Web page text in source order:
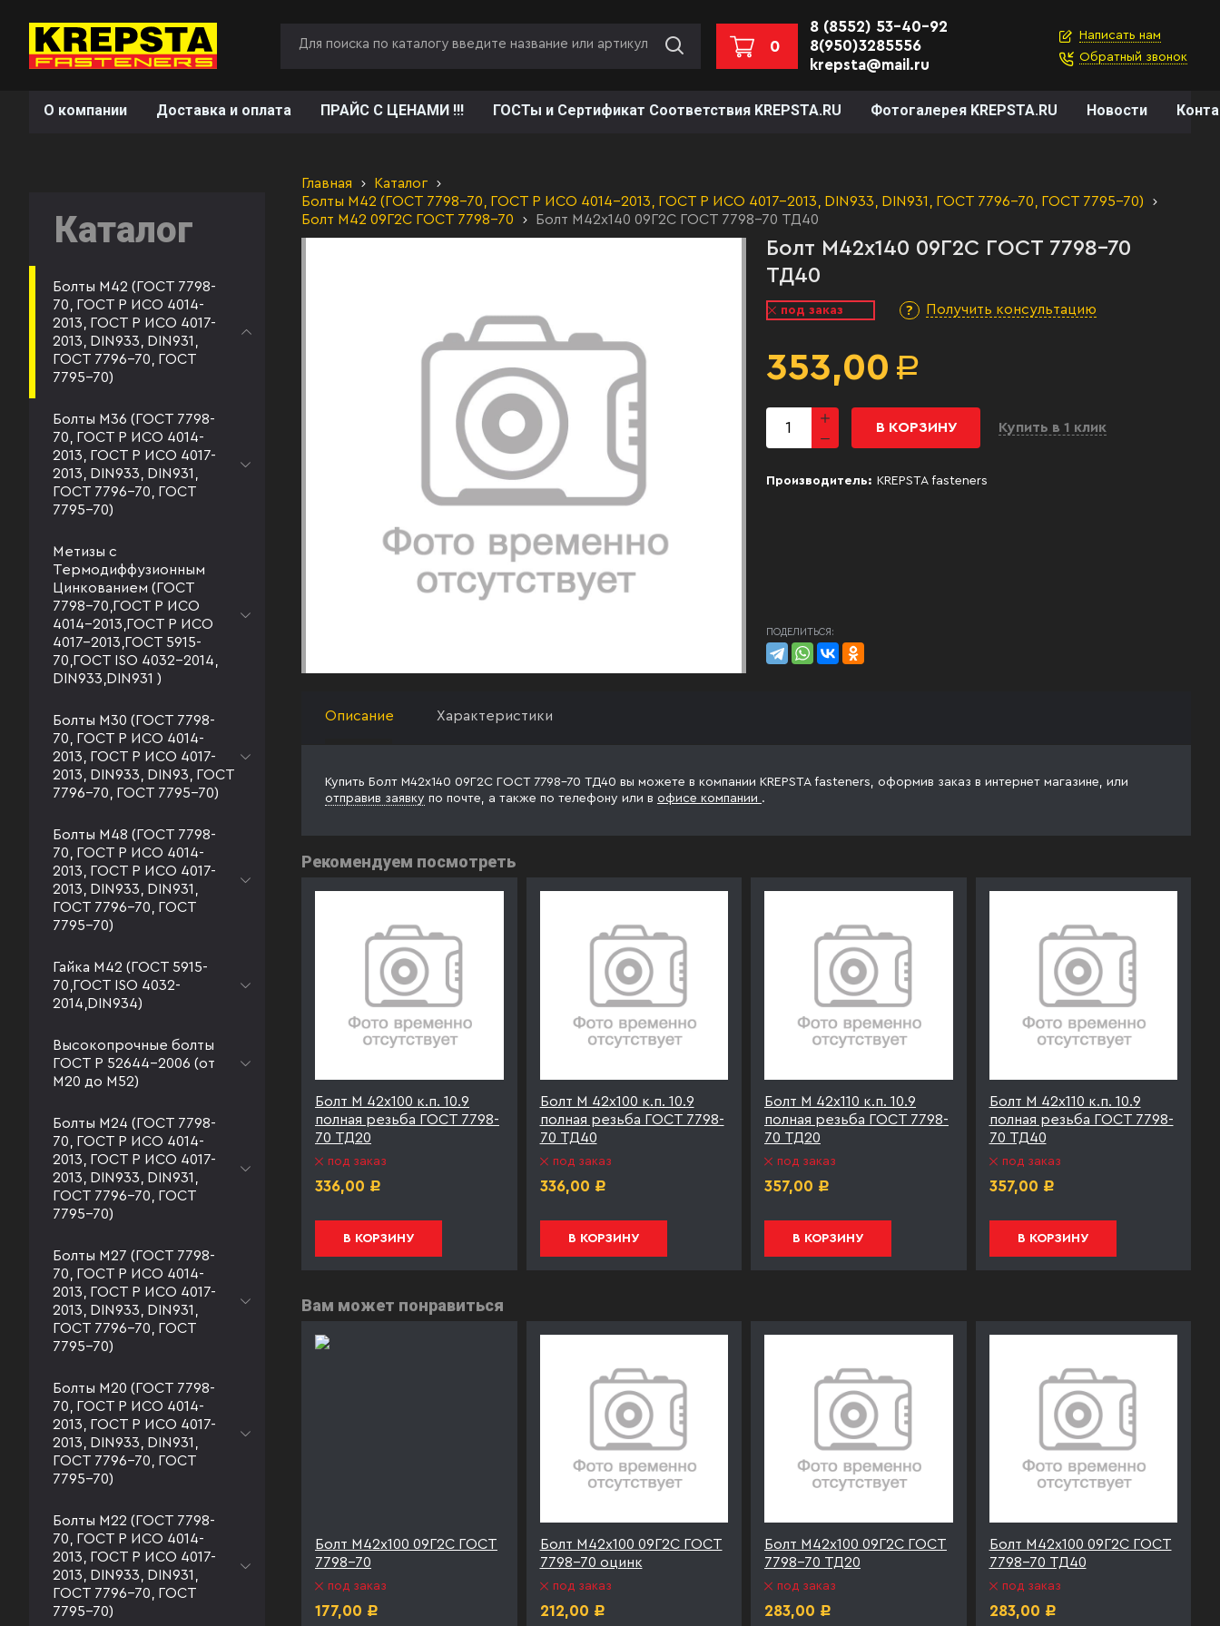
0
8 (8552) 53-40-92
8(950)3285556
krepsta@mail.ru
Написать нам
Обратный звонок
О компании Доставка и оплата ПРАЙС С ЦЕНАМИ !!! ГОСТы и Сертификат Соответствия KREPSTA.RU Фотогалерея KREPSTA.RU Новости
Каталог
Болты М42 (ГОСТ 7798-
70, ГОСТ Р ИСО 4014-
2013, ГОСТ Р ИСО 4017-
2013, DIN933, DIN931,
ГОСТ 7796-70, ГОСТ
7795-70)
Болты М36 (ГОСТ 7798-
70, ГОСТ Р ИСО 4014-
2013, ГОСТ Р ИСО 4017-
2013, DIN933, DIN931,
ГОСТ 7796-70, ГОСТ
7795-70)
Метизы с
Термодиффузионным
Цинкованием (ГОСТ
7798-70,ГОСТ Р ИСО
4014-2013,ГОСТ Р ИСО
4017-2013,ГОСТ 5915-
70,ГОСТ ISO 4032-2014,
DIN933,DIN931 )
Болты М30 (ГОСТ 7798-
70, ГОСТ Р ИСО 4014-
2013, ГОСТ Р ИСО 4017-
2013, DIN933, DIN93, ГОСТ
7796-70, ГОСТ 7795-70)
Болты М48 (ГОСТ 7798-
70, ГОСТ Р ИСО 4014-
2013, ГОСТ Р ИСО 4017-
2013, DIN933, DIN931,
ГОСТ 7796-70, ГОСТ
7795-70)
Гайка М42 (ГОСТ 5915-
70,ГОСТ ISO 4032-
2014,DIN934)
Высокопрочные болты
ГОСТ Р 52644-2006 (от
М20 до М52)
Болты М24 (ГОСТ 7798-
70, ГОСТ Р ИСО 4014-
2013, ГОСТ Р ИСО 4017-
2013, DIN933, DIN931,
ГОСТ 7796-70, ГОСТ
7795-70)
Болты М27 (ГОСТ 7798-
70, ГОСТ Р ИСО 4014-
2013, ГОСТ Р ИСО 4017-
2013, DIN933, DIN931,
ГОСТ 7796-70, ГОСТ
7795-70)
Болты М20 (ГОСТ 7798-
70, ГОСТ Р ИСО 4014-
2013, ГОСТ Р ИСО 4017-
2013, DIN933, DIN931,
ГОСТ 7796-70, ГОСТ
7795-70)
Болты М22 (ГОСТ 7798-
70, ГОСТ Р ИСО 4014-
2013, ГОСТ Р ИСО 4017-
2013, DIN933, DIN931,
ГОСТ 7796-70, ГОСТ
7795-70)
Главная
Каталог
Болты М42 (ГОСТ 7798-70, ГОСТ Р ИСО 4014-2013, ГОСТ Р ИСО 4017-2013, DIN933, DIN931, ГОСТ 7796-70, ГОСТ 7795-70)
Болт М42 09Г2С ГОСТ 7798-70
Болт М42х140 09Г2С ГОСТ 7798-70 ТД40
Болт М42х140 09Г2С ГОСТ 7798-70
ТД40
под заказ Получить консультацию
353,00 Р
В КОРЗИНУ Купить в 1 клик
Производитель: KREPSTA fasteners
ПОДЕЛИТЬСЯ:
Описание Характеристики
Купить Болт М42х140 09Г2С ГОСТ 7798-70 ТД40 вы можете в компании KREPSTA fasteners, оформив заказ в интернет магазине, или
отправив заявку по почте, а также по телефону или в офисе компании .
Рекомендуем посмотреть
полная резьба ГОСТ 7798-
70 ТД40
под заказ
399,00 Р
Болт М 42х100 к.п. 10.9
полная резьба ГОСТ 7798-
70 ТД20
под заказ
336,00 Р
В КОРЗИНУ
Болт М 42х100 к.п. 10.9
полная резьба ГОСТ 7798-
70 ТД40
под заказ
336,00 Р
В КОРЗИНУ
Болт М 42х110 к.п. 10.9
полная резьба ГОСТ 7798-
70 ТД20
под заказ
357,00 Р
В КОРЗИНУ
Болт М 42х110 к.п. 10.9
полная резьба ГОСТ 7798-
70 ТД40
под заказ
357,00 Р
В КОРЗИНУ
Вам может понравиться
Болт М42х110 09Г2С ГОСТ
7798-70
под заказ
190,00
Болт М42х100 09Г2С ГОСТ
7798-70
под заказ
177,00 Р
Болт М42х100 09Г2С ГОСТ
7798-70 оцинк
под заказ
212,00 Р
Болт М42х100 09Г2С ГОСТ
7798-70 ТД20
под заказ
283,00 Р
Болт М42х100 09Г2С ГОСТ
7798-70 ТД40
под заказ
283,00 Р